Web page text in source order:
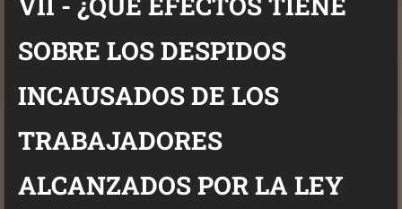
SOBRE LOS DESPIDOS
INCAUSADOS DE LOS
TRABAJADORES
ALCANZADOS POR LA LEY